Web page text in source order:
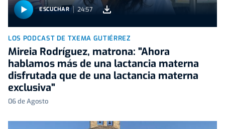
ESCUCHAR 24:57
LOS PODCAST DE TXEMA GUTIÉRREZ
Mireia Rodríguez, matrona: "Ahora
hablamos más de una lactancia materna
disfrutada que de una lactancia materna
exclusiva"
06 de Agosto